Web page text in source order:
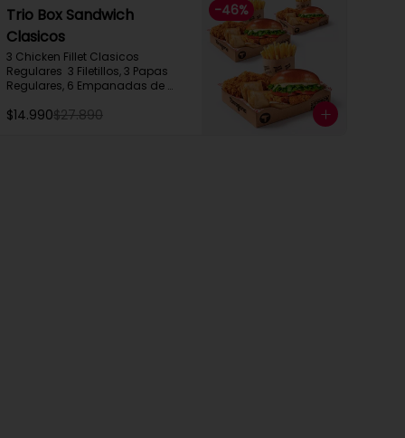
-46%
Trio Box Sandwich
Clasicos
3 Chicken Fillet Clasicos
Regulares  3 Filetillos, 3 Papas
Regulares, 6 Empanadas de
$14.990$27.890